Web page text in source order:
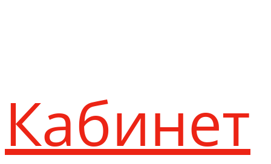
Кабинет